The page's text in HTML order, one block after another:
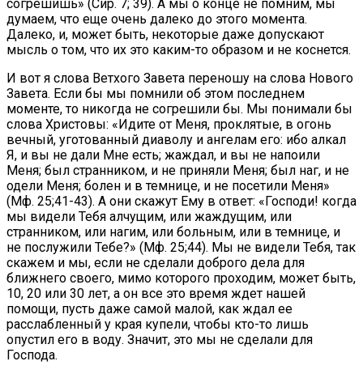
согрешишь» (Сир. 7; 39). А мы о конце не помним, мы
думаем, что еще очень далеко до этого момента.
Далеко, и, может быть, некоторые даже допускают
мысль о том, что их это каким-то образом и не коснется.
И вот я слова Ветхого Завета переношу на слова Нового
Завета. Если бы мы помнили об этом последнем
моменте, то никогда не согрешили бы. Мы понимали бы
слова Христовы: «Идите от Меня, проклятые, в огонь
вечный, уготованный диаволу и ангелам его: ибо алкал
Я, и вы не дали Мне есть; жаждал, и вы не напоили
Меня; был странником, и не приняли Меня; был наг, и не
одели Меня; болен и в темнице, и не посетили Меня»
(Мф. 25;41-43). А они скажут Ему в ответ: «Господи! когда
мы видели Тебя алчущим, или жаждущим, или
странником, или нагим, или больным, или в темнице, и
не послужили Тебе?» (Мф. 25;44). Мы не видели Тебя, так
скажем и мы, если не сделали доброго дела для
ближнего своего, мимо которого проходим, может быть,
10, 20 или 30 лет, а он все это время ждет нашей
помощи, пусть даже самой малой, как ждал ее
расслабленный у края купели, чтобы кто-то лишь
опустил его в воду. Значит, это мы не сделали для
Господа.